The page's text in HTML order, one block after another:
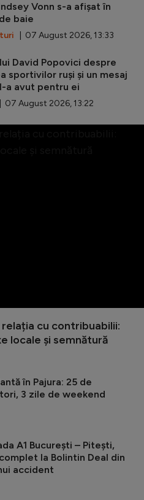
Vonn s-a afișat în
baie
| 07 August 2026, 13:33
David Popovici despre
sportivilor ruși și un mesaj
a avut pentru ei
07 August 2026, 13:22
cu contribuabilii:
locale și semnătură
în Pajura: 25 de
3 zile de weekend
A1 București – Pitești,
la Bolintin Deal din
accident